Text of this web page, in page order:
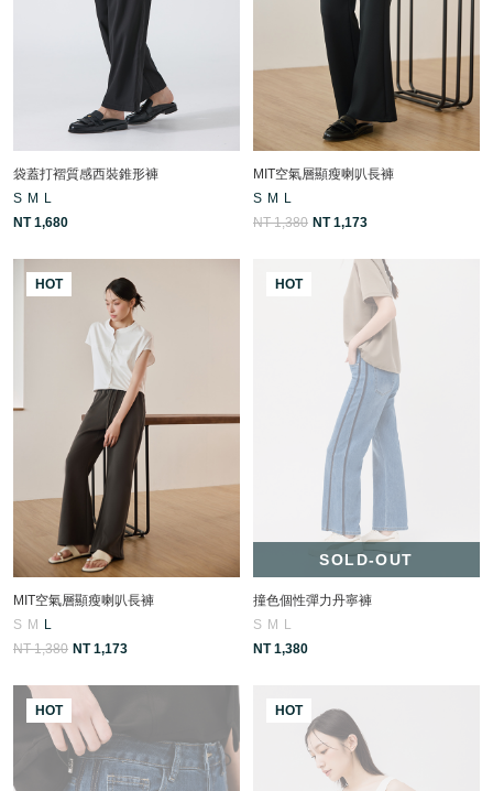
袋蓋打褶質感西裝錐形褲
S M
L
NT 1,680
MIT空氣層顯瘦喇叭長褲
S M
L
NT 1,380 NT 1,173
HOT
MIT空氣層顯瘦喇叭長褲
S M L
NT 1,380 NT 1,173
SOLD-OUT
HOT
撞色個性彈力丹寧褲
S M L
NT 1,380
HOT HOT